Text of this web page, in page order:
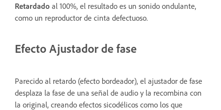
Retardado al 100%, el resultado es un sonido ondulante,
como un reproductor de cinta defectuoso.
Efecto Ajustador de fase
Parecido al retardo (efecto bordeador), el ajustador de fase
desplaza la fase de una señal de audio y la recombina con
la original, creando efectos sicodélicos como los que